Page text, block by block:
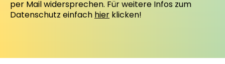
per Mail widersprechen. Für weitere Infos zum
Datenschutz einfach hier klicken!